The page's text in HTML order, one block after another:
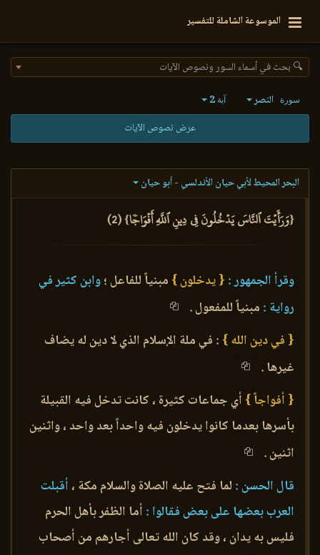
الموسوعة الشاملة للتفسير
🔍 بحث في أسماء السور ونصوص الآيات
سورة النصر آية 2
عرض نصوص الآيات
البحر المحيط لأبي حيان الأندلسي - أبو حيان
{وَرَأَيۡتَ ٱلنَّاسَ يَدۡخُلُونَ فِي دِينِ ٱللَّهِ أَفۡوَاجٗا} (2)
وقرأ الجمهور : { يدخلون } مبنياً للفاعل ؛وابن كثير في
رواية : مبنياً للمفعول .
{ في دين الله } : في ملة الإسلام الذي لا دين له يضاف
غيرها .
{ أفواجاً } أي جماعات كثيرة ، كانت تدخل فيه القبيلة
بأسرها بعدما كانوا يدخلون فيه واحداً بعد واحد ، واثنين
اثنين .
قال الحسن : لما فتح عليه الصلاة والسلام مكة ، أقبلت
العرب بعضها على بعض فقالوا : أما الظفر بأهل الحرم
فليس به يدان ، وقد كان الله تعالى أجارهم من أصحاب